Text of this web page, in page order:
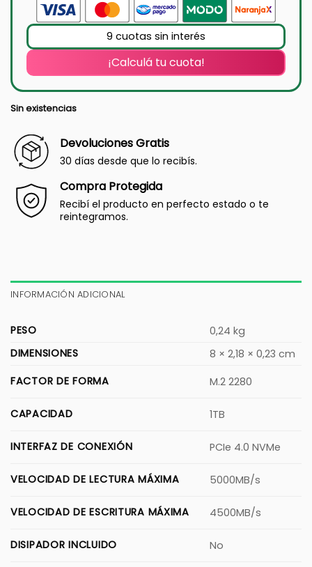
9 cuotas sin interés
¡Calculá tu cuota!
Sin existencias
Devoluciones Gratis
30 días desde que lo recibís.
Compra Protegida
Recibí el producto en perfecto estado o te
reintegramos.
INFORMACIÓN ADICIONAL
PESO
0,24 kg
DIMENSIONES
8 × 2,18 × 0,23 cm
FACTOR DE FORMA
M.2 2280
CAPACIDAD 1TB
INTERFAZ DE CONEXIÓN PCIe 4.0 NVMe
VELOCIDAD DE LECTURA MÁXIMA 5000MB/s
VELOCIDAD DE ESCRITURA MÁXIMA 4500MB/s
DISIPADOR INCLUIDO No